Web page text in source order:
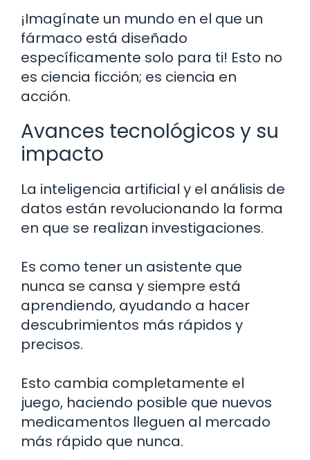
¡Imagínate un mundo en el que un
fármaco está diseñado
específicamente solo para ti! Esto no
es ciencia ficción; es ciencia en
acción.
Avances tecnológicos y su
impacto
La inteligencia artificial y el análisis de
datos están revolucionando la forma
en que se realizan investigaciones.
Es como tener un asistente que
nunca se cansa y siempre está
aprendiendo, ayudando a hacer
descubrimientos más rápidos y
precisos.
Esto cambia completamente el
juego, haciendo posible que nuevos
medicamentos lleguen al mercado
más rápido que nunca.